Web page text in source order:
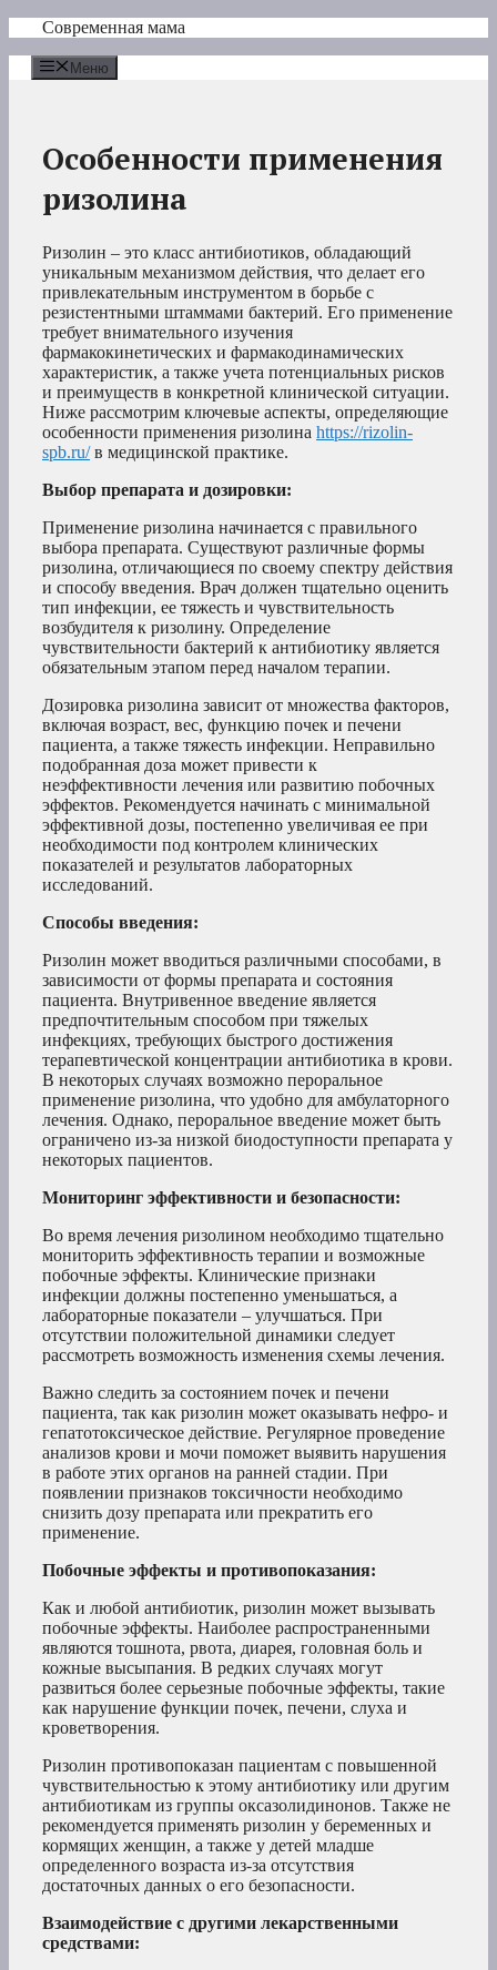
Перейти
содержимому
Современная мама
Меню
Особенности применения
ризолина
Ризолин – это класс антибиотиков, обладающий
уникальным механизмом действия, что делает его
привлекательным инструментом в борьбе с
резистентными штаммами бактерий. Его применение
требует внимательного изучения
фармакокинетических и фармакодинамических
характеристик, а также учета потенциальных рисков
и преимуществ в конкретной клинической ситуации.
Ниже рассмотрим ключевые аспекты, определяющие
особенности применения ризолина https://rizolin-
spb.ru/в медицинской практике.
Выбор препарата и дозировки:
Применение ризолина начинается с правильного
выбора препарата. Существуют различные формы
ризолина, отличающиеся по своему спектру действия
и способу введения. Врач должен тщательно оценить
тип инфекции, ее тяжесть и чувствительность
возбудителя к ризолину. Определение
чувствительности бактерий к антибиотику является
обязательным этапом перед началом терапии.
Дозировка ризолина зависит от множества факторов,
включая возраст, вес, функцию почек и печени
пациента, а также тяжесть инфекции. Неправильно
подобранная доза может привести к
неэффективности лечения или развитию побочных
эффектов. Рекомендуется начинать с минимальной
эффективной дозы, постепенно увеличивая ее при
необходимости под контролем клинических
показателей и результатов лабораторных
исследований.
Способы введения:
Ризолин может вводиться различными способами, в
зависимости от формы препарата и состояния
пациента. Внутривенное введение является
предпочтительным способом при тяжелых
инфекциях, требующих быстрого достижения
терапевтической концентрации антибиотика в крови.
В некоторых случаях возможно пероральное
применение ризолина, что удобно для амбулаторного
лечения. Однако, пероральное введение может быть
ограничено из-за низкой биодоступности препарата у
некоторых пациентов.
Мониторинг эффективности и безопасности:
Во время лечения ризолином необходимо тщательно
мониторить эффективность терапии и возможные
побочные эффекты. Клинические признаки
инфекции должны постепенно уменьшаться, а
лабораторные показатели – улучшаться. При
отсутствии положительной динамики следует
рассмотреть возможность изменения схемы лечения.
Важно следить за состоянием почек и печени
пациента, так как ризолин может оказывать нефро- и
гепатотоксическое действие. Регулярное проведение
анализов крови и мочи поможет выявить нарушения
в работе этих органов на ранней стадии. При
появлении признаков токсичности необходимо
снизить дозу препарата или прекратить его
применение.
Побочные эффекты и противопоказания:
Как и любой антибиотик, ризолин может вызывать
побочные эффекты. Наиболее распространенными
являются тошнота, рвота, диарея, головная боль и
кожные высыпания. В редких случаях могут
развиться более серьезные побочные эффекты, такие
как нарушение функции почек, печени, слуха и
кроветворения.
Ризолин противопоказан пациентам с повышенной
чувствительностью к этому антибиотику или другим
антибиотикам из группы оксазолидинонов. Также не
рекомендуется применять ризолин у беременных и
кормящих женщин, а также у детей младше
определенного возраста из-за отсутствия
достаточных данных о его безопасности.
Взаимодействие с другими лекарственными
средствами: